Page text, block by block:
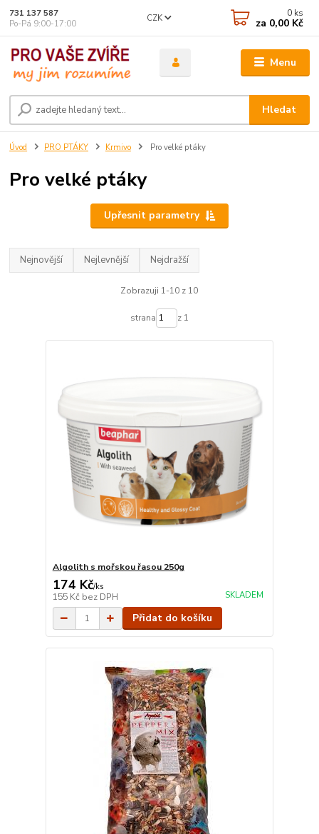
Menu
CZK
Hledat
731 137 587
Po-Pá 9:00-17:00
0 ks
za 0,00 Kč
Úvod PRO PTÁKY Krmivo Pro velké ptáky
Pro velké ptáky
Upřesnit parametry
Nejnovější Nejlevnější Nejdražší
Zobrazuji 1-10 z 10
strana z 1
Algolith s mořskou řasou 250g
174 Kč/ks
155 Kč bez DPH SKLADEM
Přidat do košíku